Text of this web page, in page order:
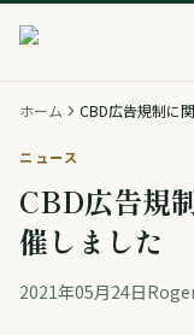
ホーム CBD広告規制に
ニュース
CBD広告規
催しました
2021年05月24日